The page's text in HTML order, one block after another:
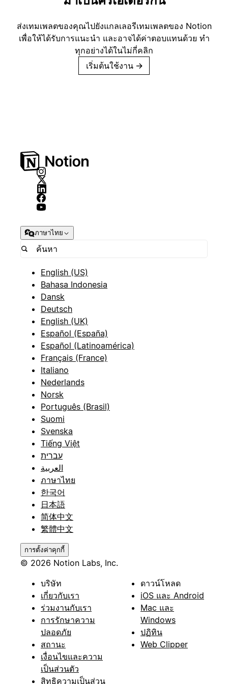
ส่งเทมเพลตของคุณไปยังแกลเลอรีเทมเพลตของ Notion
เพื่อให้ได้รับการแนะนำ และอาจได้ค่าตอบแทนด้วย ทำ
ทุกอย่างได้ในไม่กี่คลิก
เริ่มต้นใช้งาน →
ภาษาไทย
English (US)
Bahasa Indonesia
Dansk
Deutsch
English (UK)
Español (España)
Español (Latinoamérica)
Français (France)
Italiano
Nederlands
Norsk
Português (Brasil)
Suomi
Svenska
Tiếng Việt
עברית
العربية
ภาษาไทย
한국어
日本語
简体中文
繁體中文
การตั้งค่าคุกกี้
© 2026 Notion Labs, Inc.
บริษัท
เกี่ยวกับเรา
ร่วมงานกับเรา
การรักษาความ
ปลอดภัย
สถานะ
เงื่อนไขและความ
เป็นส่วนตัว
สิทธิความเป็นส่วน
ดาวน์โหลด
iOS และ Android
Mac และ
Windows
ปฏิทิน
Web Clipper